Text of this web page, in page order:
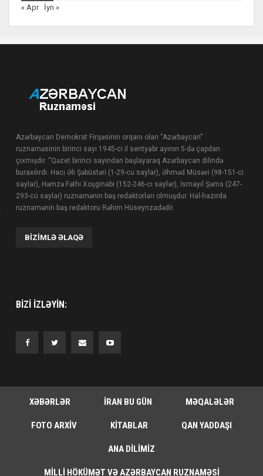
« Apr
İyn »
Azərbaycan Demokrat Firqəsinin orqanı olan “Azərbaycan”
ruznaməsinin birinci sayı 1945-ci il sentyabr ayının 5-də çapdan
çıxmışdır. “Qəzet birinci sayından başlayaraq Azərbaycan dilində
buraxılırdı. Hacı Əli Şəbüstəri (1-29-cu saylar), Əhməd Müsəvi (98-151-ci
saylar), Həmzə Fəthi Xoşginabi (152-246-cı saylar), İsmayıl Şəms (247-
293-cü saylar) ruznamənin baş redaktorları olmuşdur. Hal-hazırda
ruznamənin baş redaktoru Rəhim Hüseynzadədir.
BIZIMLƏ ƏLAQƏ
BIZI IZLƏYIN:
XƏBƏRLƏR İRAN BU GÜN MƏQALƏLƏR
FOTO ARXIV KITABLAR QAN YADDAŞI
ANA DILIMIZ
MILLI HÖKÜMƏT VƏ AZƏRBAYCAN RUZNAMƏSI